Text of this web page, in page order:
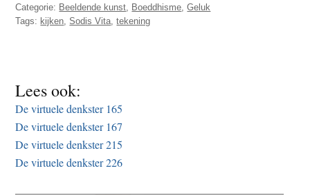
i
t
z
t
e
Categorie: Beeldende kunst Boeddhisme ,Geluk
Tags: kijken ,Sodis Vita ,tekening
Lees ook:
De virtuele denkster 165
De virtuele denkster 167
De virtuele denkster 215
De virtuele denkster 226